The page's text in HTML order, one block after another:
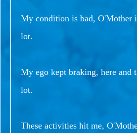
My condition is bad, O'Mother
lot.
My ego kept braking, here and
lot.
These activities hit me,